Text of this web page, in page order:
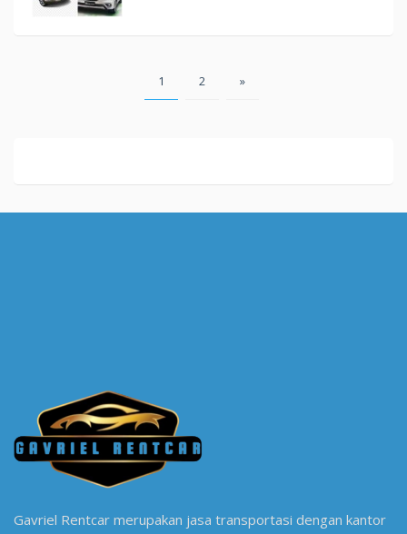
1 2 »
Gavriel Rentcar merupakan jasa transportasi dengan kantor